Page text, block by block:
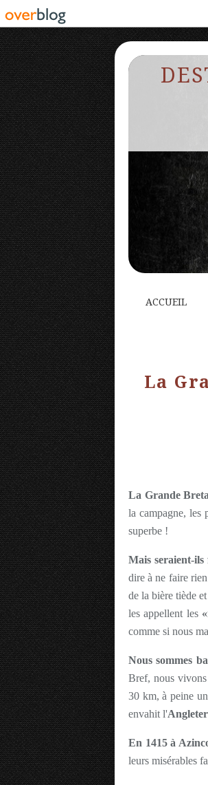
ACCUEIL
La
La Grande
la campagne, les
superbe !
Mais seraient-
dire à ne faire
de la bière tiède
les appellent les
comme si nous
Nous sommes
Bref, nous
30 km, à peine
envahit l'
En 1415 à
leurs misérables